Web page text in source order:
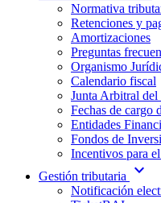
Normativa
Retenciones y
Amortizaciones
Preguntas
Organismo
Calendario fiscal
Junta Arbitral
Fechas de cargo
Entidades
Fondos de
Incentivos para
Gestión tributaria
expand_more
Notificación